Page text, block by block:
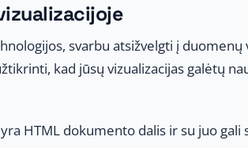
svarbu atsižvelgti į duomenų
kad jūsų vizualizacijas galėtų
HTML dokumento dalis ir su juo gali